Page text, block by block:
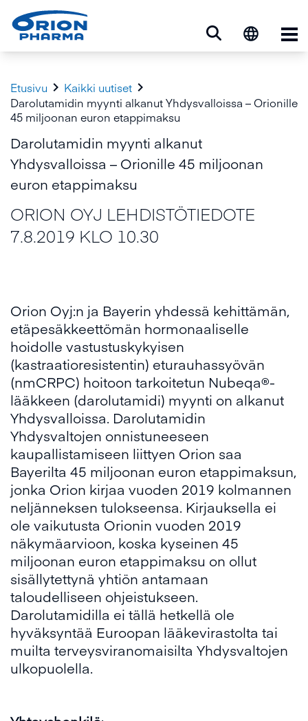
Etusivu  Kaikki uutiset 
Darolutamidin myynti alkanut Yhdysvalloissa – Orionille
45 miljoonan euron etappimaksu
Darolutamidin myynti alkanut
Yhdysvalloissa – Orionille 45 miljoonan
euron etappimaksu
ORION OYJ LEHDISTÖTIEDOTE
7.8.2019 KLO 10.30
Orion Oyj:n ja Bayerin yhdessä kehittämän,
etäpesäkkeettömän hormonaaliselle
hoidolle vastustuskykyisen
(kastraatioresistentin) eturauhassyövän
(nmCRPC) hoitoon tarkoitetun Nubeqa®-
lääkkeen (darolutamidi) myynti on alkanut
Yhdysvalloissa. Darolutamidin
Yhdysvaltojen onnistuneeseen
kaupallistamiseen liittyen Orion saa
Bayerilta 45 miljoonan euron etappimaksun,
jonka Orion kirjaa vuoden 2019 kolmannen
neljänneksen tulokseensa. Kirjauksella ei
ole vaikutusta Orionin vuoden 2019
näkymäarvioon, koska kyseinen 45
miljoonan euron etappimaksu on ollut
sisällytettynä yhtiön antamaan
taloudelliseen ohjeistukseen.
Darolutamidilla ei tällä hetkellä ole
hyväksyntää Euroopan lääkevirastolta tai
muilta terveysviranomaisilta Yhdysvaltojen
ulkopuolella.